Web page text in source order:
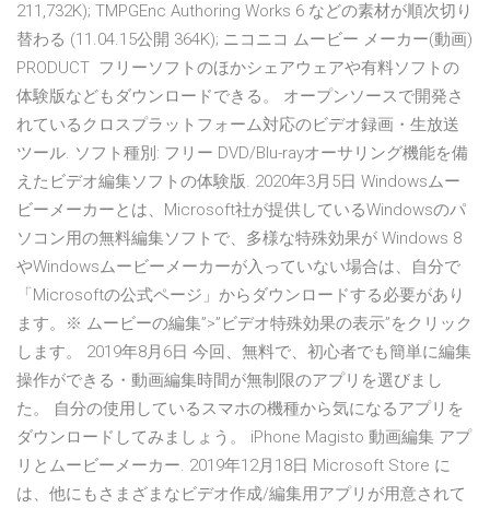
211,732K); TMPGEnc Authoring Works 6 などの素材が順次切り
替わる (11.04.15公開 364K); ニコニコ ムービー メーカー(動画)
PRODUCT フリーソフトのほかシェアウェアや有料ソフトの
体験版などもダウンロードできる。 オープンソースで開発さ
れているクロスプラットフォーム対応のビデオ録画・生放送
ツール. ソフト種別: フリー DVD/Blu-rayオーサリング機能を備
えたビデオ編集ソフトの体験版. 2020年3月5日 Windowsムー
ビーメーカーとは、Microsoft社が提供しているWindowsのパ
ソコン用の無料編集ソフトで、多様な特殊効果が Windows 8
やWindowsムービーメーカーが入っていない場合は、自分で
「Microsoftの公式ページ」からダウンロードする必要があり
ます。※ ムービーの編集”>”ビデオ特殊効果の表示”をクリック
します。 2019年8月6日 今回、無料で、初心者でも簡単に編集
操作ができる・動画編集時間が無制限のアプリを選びまし
た。 自分の使用しているスマホの機種から気になるアプリを
ダウンロードしてみましょう。 iPhone Magisto 動画編集 アプ
リとムービーメーカー. 2019年12月18日 Microsoft Store に
は、他にもさまざまなビデオ作成/編集用アプリが用意されて